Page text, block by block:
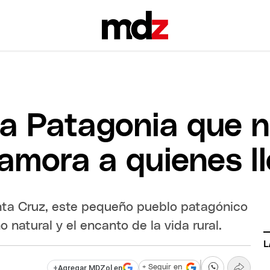
Patagonia que
a quienes
Cruz, este pequeño pueblo patagónico
natural y el encanto de la vida rural.
+Agregar MDZol en + Seguir en